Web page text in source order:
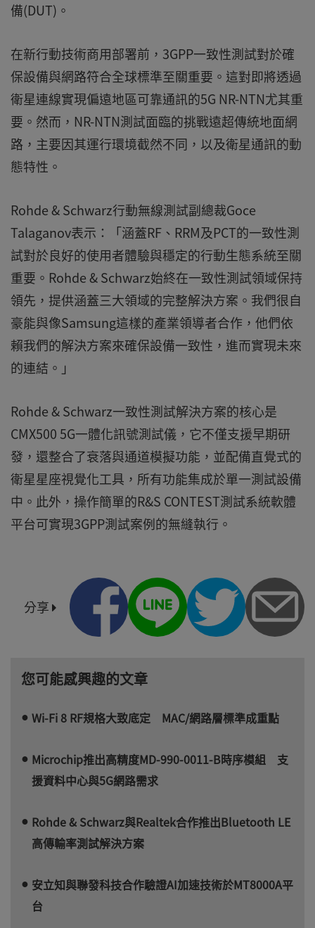
備(DUT)。
在新行動技術商用部署前，3GPP一致性測試對於確
保設備與網路符合全球標準至關重要。這對即將透過
衛星連線實現偏遠地區可靠通訊的5G NR-NTN尤其重
要。然而，NR-NTN測試面臨的挑戰遠超傳統地面網
路，主要因其運行環境截然不同，以及衛星通訊的動
態特性。
Rohde & Schwarz行動無線測試副總裁Goce
Talaganov表示：「涵蓋RF、RRM及PCT的一致性測
試對於良好的使用者體驗與穩定的行動生態系統至關
重要。Rohde & Schwarz始終在一致性測試領域保持
領先，提供涵蓋三大領域的完整解決方案。我們很自
豪能與像Samsung這樣的產業領導者合作，他們依
賴我們的解決方案來確保設備一致性，進而實現未來
的連結。」
Rohde & Schwarz一致性測試解決方案的核心是
CMX500 5G一體化訊號測試儀，它不僅支援早期研
發，還整合了衰落與通道模擬功能，並配備直覺式的
衛星星座視覺化工具，所有功能集成於單一測試設備
中。此外，操作簡單的R&S CONTEST測試系統軟體
平台可實現3GPP測試案例的無縫執行。
分享
您可能感興趣的文章
Wi-Fi 8 RF規格大致底定 MAC/網路層標準成重點
Microchip推出高精度MD-990-0011-B時序模組 支
援資料中心與5G網路需求
Rohde & Schwarz與Realtek合作推出Bluetooth LE
高傳輸率測試解決方案
安立知與聯發科技合作驗證AI加速技術於MT8000A平
台